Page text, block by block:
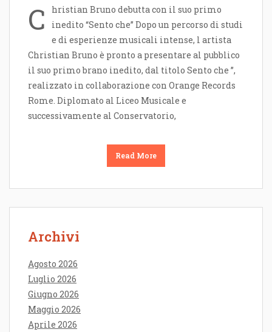
C
hristian Bruno debutta con il suo primo
inedito “Sento che” Dopo un percorso di studi
e di esperienze musicali intense, l artista
Christian Bruno è pronto a presentare al pubblico
il suo primo brano inedito, dal titolo Sento che ”,
realizzato in collaborazione con Orange Records
Rome. Diplomato al Liceo Musicale e
successivamente al Conservatorio,
Read More
Archivi
Agosto 2026
Luglio 2026
Giugno 2026
Maggio 2026
Aprile 2026